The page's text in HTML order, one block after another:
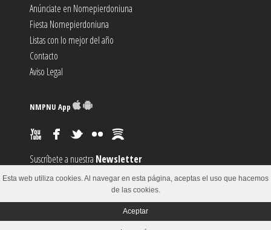
Anúnciate en Nomepierdoniuna
Fiesta Nomepierdoniuna
Listas con lo mejor del año
Contacto
Aviso Legal
NMPNU App
Suscríbete a nuestra Newsletter
Suscríbete al canalRSS
© 2002-2018
Esta web utiliza cookies. Al navegar en esta página, aceptas el uso que hacemos
de las cookies.
Aceptar